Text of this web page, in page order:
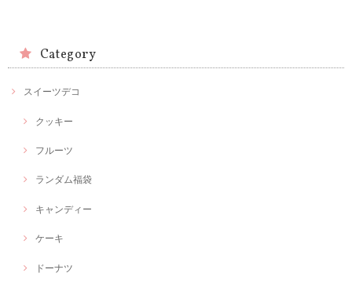
Category
スイーツデコ
クッキー
フルーツ
ランダム福袋
キャンディー
ケーキ
ドーナツ